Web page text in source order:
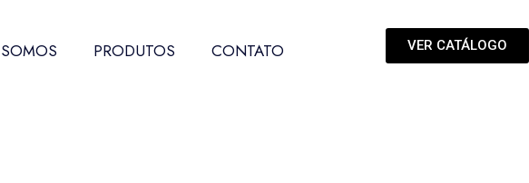
PRODUTOS CONTATO VER CATÁLOGO